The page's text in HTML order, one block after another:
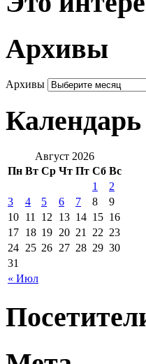
Архивы
Архивы
Календарь
Август 2026
Пн Вт Ср Чт Пт Сб Вс
« Июл
1
2
3
4 5 6 7 8
9
10 11 12 13 14 15 16
17 18 19 20 21 22 23
24 25 26 27 28 29 30
31